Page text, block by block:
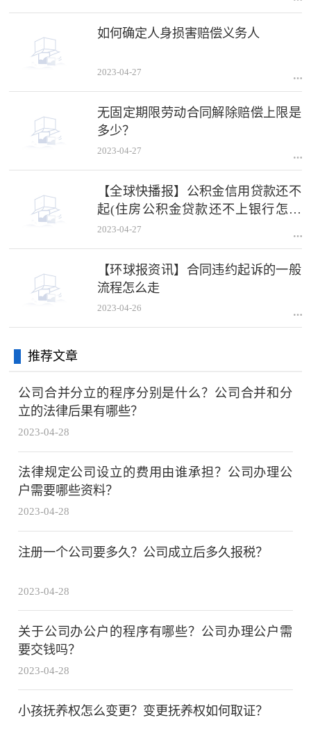
如何确定人身损害赔偿义务人
2023-04-27
无固定期限劳动合同解除赔偿上限是
多少？
2023-04-27
【全球快播报】公积金信用贷款还不
起(住房公积金贷款还不上银行怎么
做)
2023-04-27
【环球报资讯】合同违约起诉的一般
流程怎么走
2023-04-26
推荐文章
公司合并分立的程序分别是什么？公司合并和分
立的法律后果有哪些？
2023-04-28
法律规定公司设立的费用由谁承担？公司办理公
户需要哪些资料？
2023-04-28
注册一个公司要多久？公司成立后多久报税？
2023-04-28
关于公司办公户的程序有哪些？公司办理公户需
要交钱吗？
2023-04-28
小孩抚养权怎么变更？变更抚养权如何取证？